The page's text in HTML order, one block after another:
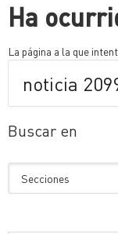
Ha
La página a la que
Buscar en